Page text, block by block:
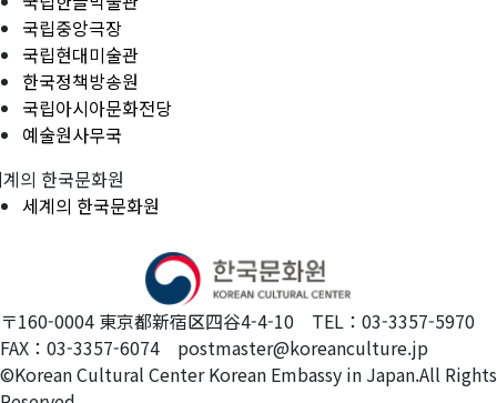
국립중앙극장
국립현대미술관
한국정책방송원
국립아시아문화전당
예술원사무국
의 한국문화원
세계의 한국문화원
〒160-0004 東京都新宿区四谷4-4-10 TEL：03-3357-5970
FAX：03-3357-6074 postmaster@koreanculture.jp
©Korean Cultural Center Korean Embassy in Japan.All Rights